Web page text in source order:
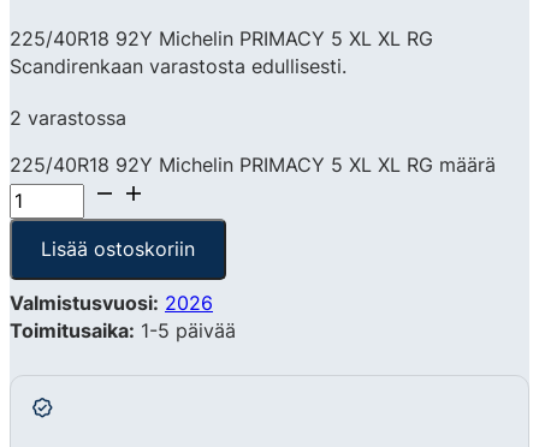
225/40R18 92Y Michelin PRIMACY 5 XL XL RG
Scandirenkaan varastosta edullisesti.
2 varastossa
225/40R18 92Y Michelin PRIMACY 5 XL XL RG määrä
Lisää ostoskoriin
Valmistusvuosi: 2026
Toimitusaika: 1-5 päivää